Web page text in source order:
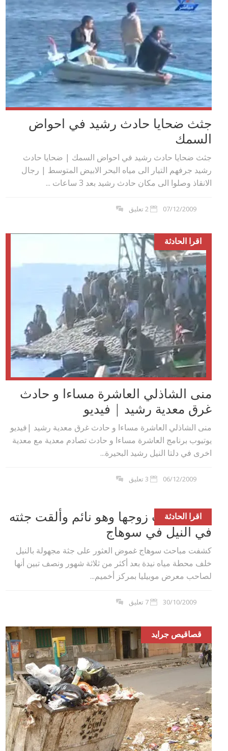
جثث ضحايا حادث رشيد في احواض
السمك
جثث ضحايا حادث رشيد في احواض السمك | ضحايا حادث
رشيد جرفهم التيار الى مياه البحر الابيض المتوسط | رجال
الانقاذ وصلوا الى مكان حادث رشيد بعد 3 ساعات ...
07/12/2009 2 تعليق
اقرا الحادثة
منى الشاذلي العاشرة مساءا و حادث
غرق معدية رشيد | فيديو
منى الشاذلي العاشرة مساءا و حادث غرق معدية رشيد |فيديو
يوتيوب برنامج العاشرة مساءا و حادث تصادم معدية مع معدية
اخرى في دلتا النيل رشيد البحيرة...
06/12/2009 3 تعليق
اقرا الحادثة
بدرية ذبحت زوجها وهو نائم وألقت جثته
في النيل في سوهاج
كشفت مباحث سوهاج غموض العثور على جثة مجهولة بالنيل
خلف محطة مياه نيدة بعد أكثر من ثلاثة شهور ونصف تبين أنها
لصاحب معرض موبيليا بمركز أخميم...
30/10/2009 7 تعليق
قصاقيص جرايد